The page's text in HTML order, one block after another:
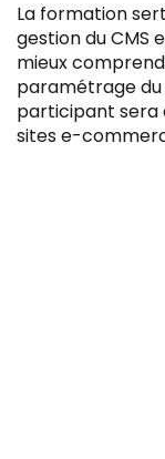
La formation
gestion du CMS
mieux
paramétrage du
participant sera
sites e-